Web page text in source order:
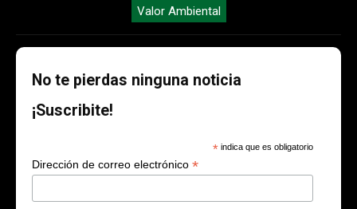
Valor Ambiental
No te pierdas ninguna noticia
¡Suscribite!
* indica que es obligatorio
Dirección de correo electrónico *